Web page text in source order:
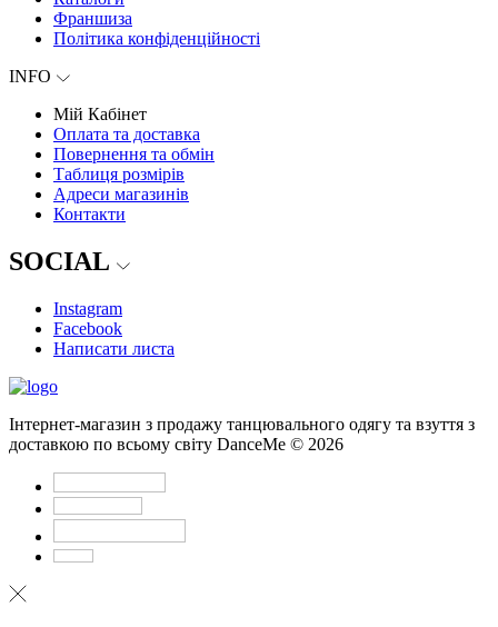
Франшиза
Політика конфіденційності
INFO
Мій Кабінет
Оплата та доставка
Повернення та обмін
Таблиця розмірів
Адреси магазинів
Контакти
SOCIAL
Instagram
Facebook
Написати листа
Інтернет-магазин з продажу танцювального одягу та взуття з
доставкою по всьому світу DanceMe © 2026